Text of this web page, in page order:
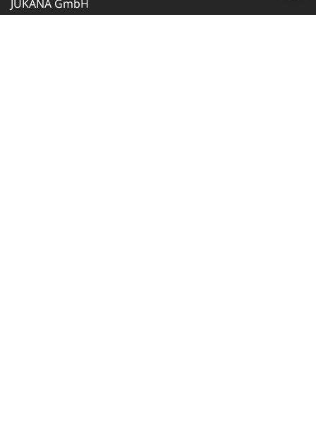
JUKANA GmbH